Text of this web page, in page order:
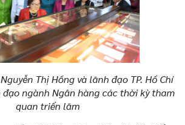
Thị Hồng và lãnh đạo TP. Hồ Chí
ngành Ngân hàng các thời kỳ tham
quan triển lãm